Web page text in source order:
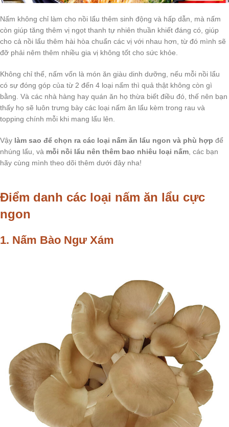
Nấm không chỉ làm cho nồi lẩu thêm sinh động và hấp dẫn, mà nấm
còn giúp tăng thêm vị ngọt thanh tự nhiên thuần khiết đáng có, giúp
cho cả nồi lẩu thêm hài hòa chuẩn các vị với nhau hơn, từ đó mình sẽ
đỡ phải nêm thêm nhiều gia vị không tốt cho sức khỏe.
Không chỉ thế, nấm vốn là món ăn giàu dinh dưỡng, nếu mỗi nồi lẩu
có sự đóng góp của từ 2 đến 4 loại nấm thì quả thật không còn gì
bằng. Và các nhà hàng hay quán ăn họ thừa biết điều đó, thế nên bạn
thấy họ sẽ luôn trưng bày các loại nấm ăn lẩu kèm trong rau và
topping chính mỗi khi mang lẩu lên.
Vậy làm sao để chọn ra các loại nấm ăn lẩu ngon và phù hợp để
nhúng lẩu, và mỗi nồi lẩu nên thêm bao nhiêu loại nấm , các bạn
hãy cùng mình theo dõi thêm dưới đây nha!
Điểm danh các loại nấm ăn lẩu cực
ngon
1. Nấm Bào Ngư Xám